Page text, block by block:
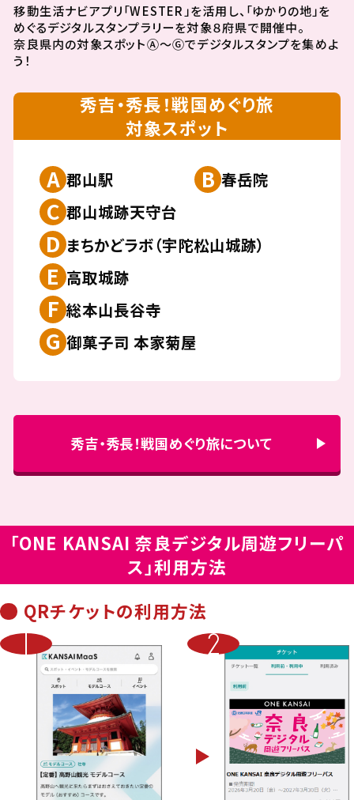
移動生活ナビアプリ「WESTER」を活用し、「ゆかりの地」を
めぐるデジタルスタンプラリーを対象８府県で開催中。
奈良県内の対象スポットⒶ～Ⓖでデジタルスタンプを集めよ
う！
秀吉・秀長！戦国めぐり旅
対象スポット
A 郡山駅 B 春岳院
C 郡山城跡天守台
D まちかどラボ（宇陀松山城跡）
E 高取城跡
F 総本山長谷寺
G 御菓子司 本家菊屋
秀吉・秀長！戦国めぐり旅について
「ONE KANSAI 奈良デジタル周遊フリーパ
ス」利用方法
QRチケットの利用方法